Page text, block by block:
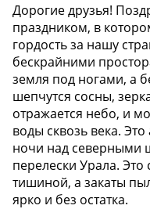
Дорогие друзья!
праздником, в
гордость за нашу
бескрайними
земля под ногами, а
шепчутся сосны,
отражается небо, и
воды сквозь века.
ночи над северными
перелески Урала. Это
тишиной, а закаты
ярко и без остатка.